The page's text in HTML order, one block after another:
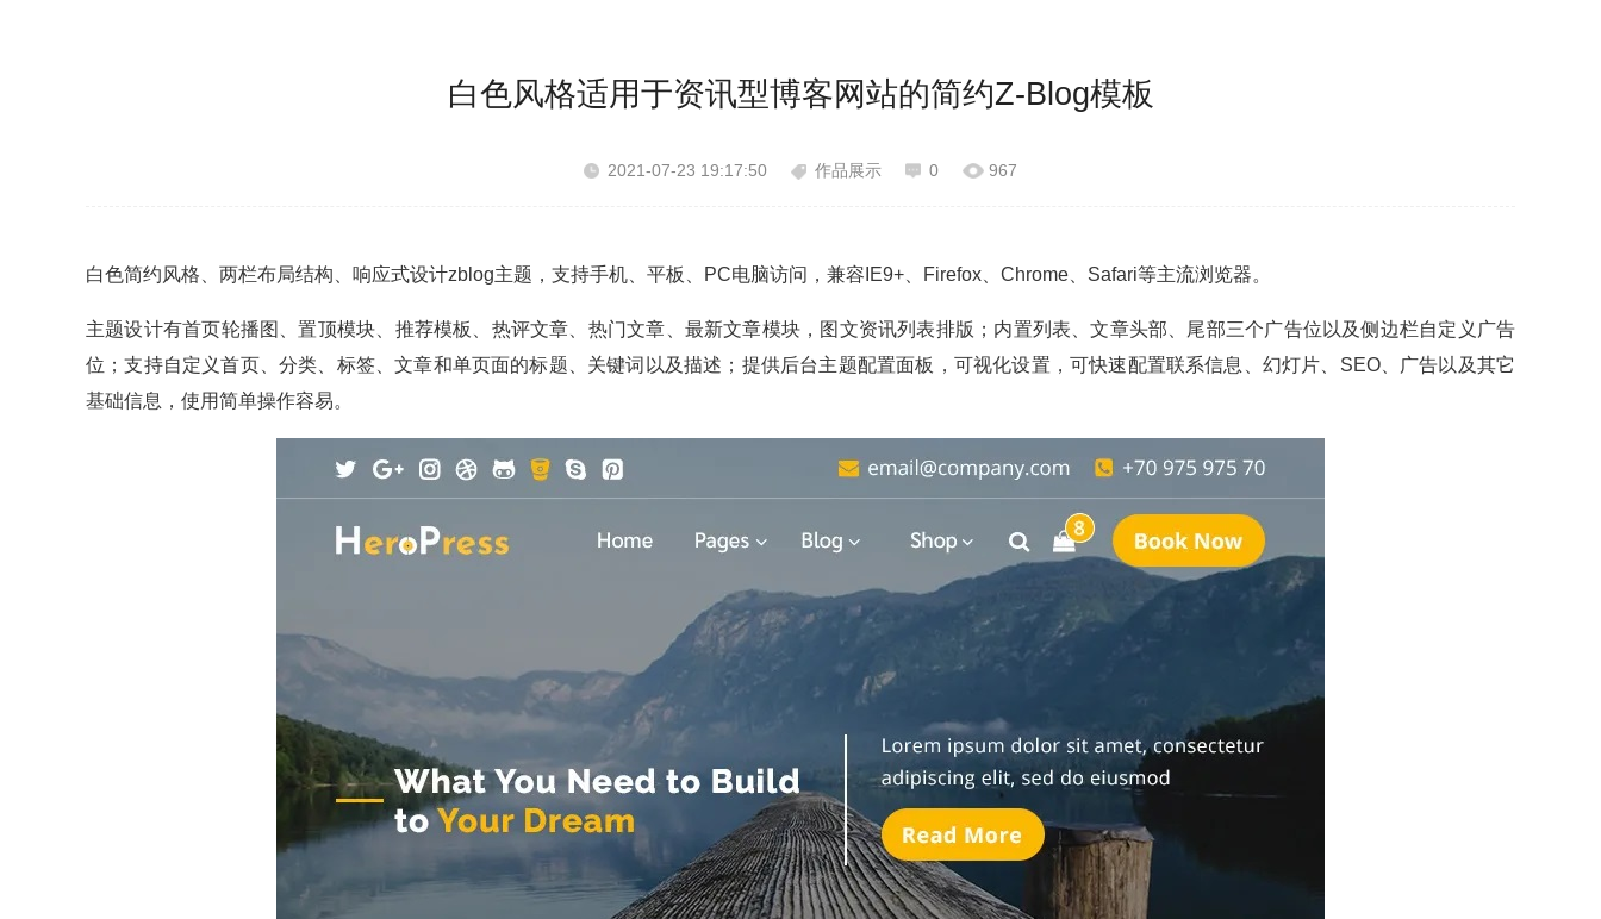
白色风格适用于资讯型博客网站的简约Z-Blog模板
2021-07-23 19:17:50 作品展示 0 967
白色简约风格、两栏布局结构、响应式设计zblog主题，支持手机、平板、PC电脑访问，兼容IE9+、Firefox、Chrome、Safari等主流浏览器。
主题设计有首页轮播图、置顶模块、推荐模板、热评文章、热门文章、最新文章模块，图文资讯列表排版；内置列表、文章头部、尾部三个广告位以及侧边栏自定义广告
位；支持自定义首页、分类、标签、文章和单页面的标题、关键词以及描述；提供后台主题配置面板，可视化设置，可快速配置联系信息、幻灯片、SEO、广告以及其它
基础信息，使用简单操作容易。